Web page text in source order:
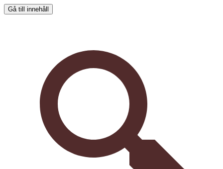
Gå till innehåll